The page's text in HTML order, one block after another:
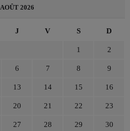
AOÛT 2026
J V S D
1 2
6 7 8 9
13 14 15 16
20 21 22 23
27 28 29 30